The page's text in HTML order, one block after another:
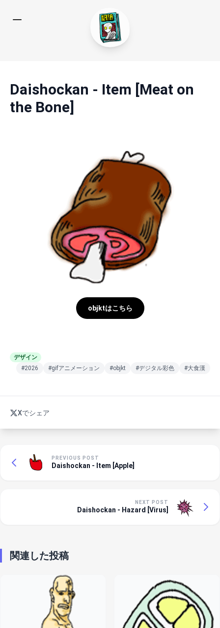
Daishockan - Item [Meat on
the Bone]
objktはこちら
デザイン
#2026
#gifアニメーション #objkt #デジタル彩色 #大食漢
Xでシェア
PREVIOUS POST
Daishockan - Item [Apple]
NEXT POST
Daishockan - Hazard [Virus]
関連した投稿